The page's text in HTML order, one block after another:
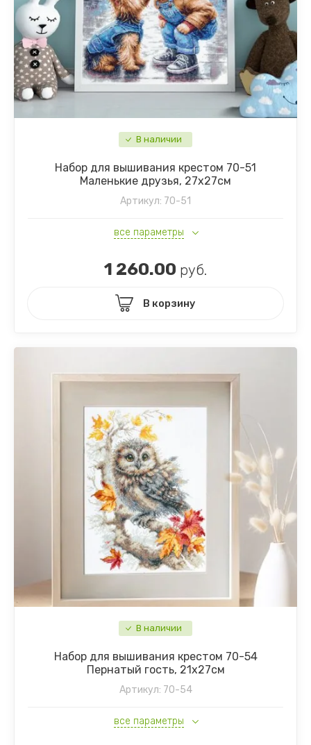
В наличии
Набор для вышивания крестом 70-51
Маленькие друзья, 27х27см
Артикул: 70-51
все параметры
1 260.00 руб.
В корзину
В наличии
Набор для вышивания крестом 70-54
Пернатый гость, 21х27см
Артикул: 70-54
все параметры